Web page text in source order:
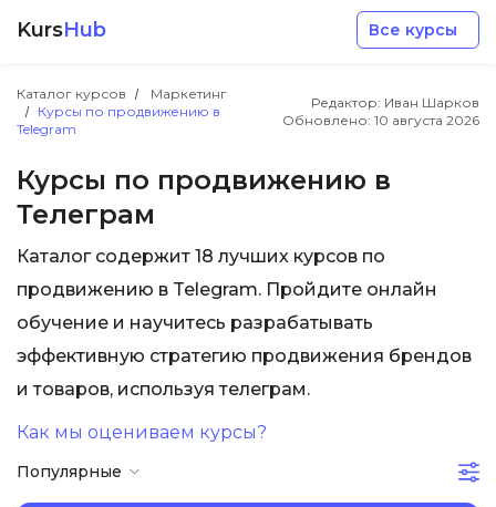
KursHub Все курсы
Каталог курсов
Маркетинг
Курсы по продвижению в
Telegram
Редактор: Иван Шарков
Обновлено: 10 августа 2026
Курсы по продвижению в
Телеграм
Каталог содержит 18 лучших курсов по
продвижению в Telegram. Пройдите онлайн
обучение и научитесь разрабатывать
эффективную стратегию продвижения брендов
и товаров, используя телеграм.
Как мы оцениваем курсы?
Популярные
Маркетинг
Дизайн
Аналитика
Менеджмент